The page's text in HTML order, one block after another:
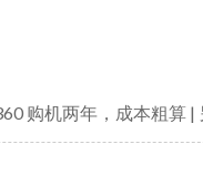
购机两年，成本粗算 |